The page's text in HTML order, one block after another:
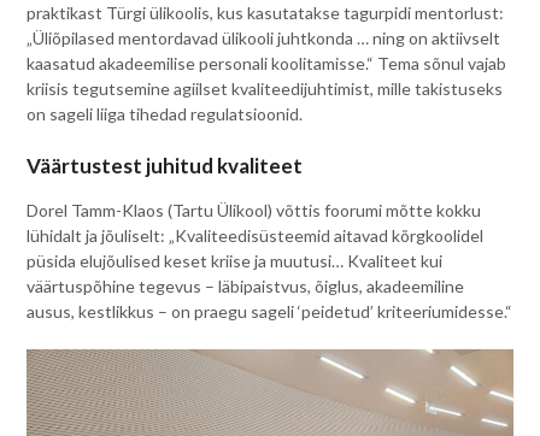
praktikast Türgi ülikoolis, kus kasutatakse tagurpidi mentorlust:
„Üliõpilased mentordavad ülikooli juhtkonda … ning on aktiivselt
kaasatud akadeemilise personali koolitamisse.“ Tema sõnul vajab
kriisis tegutsemine agiilset kvaliteedijuhtimist, mille takistuseks
on sageli liiga tihedad regulatsioonid.
Väärtustest juhitud kvaliteet
Dorel Tamm-Klaos (Tartu Ülikool) võttis foorumi mõtte kokku
lühidalt ja jõuliselt: „Kvaliteedisüsteemid aitavad kõrgkoolidel
püsida elujõulised keset kriise ja muutusi… Kvaliteet kui
väärtuspõhine tegevus – läbipaistvus, õiglus, akadeemiline
ausus, kestlikkus – on praegu sageli ‘peidetud’ kriteeriumidesse.“